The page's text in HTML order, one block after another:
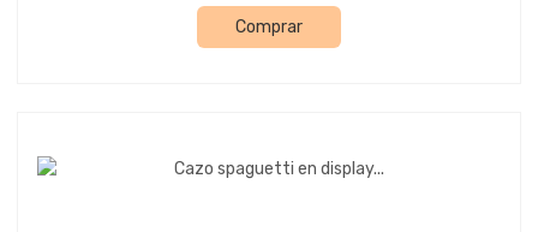
Comprar